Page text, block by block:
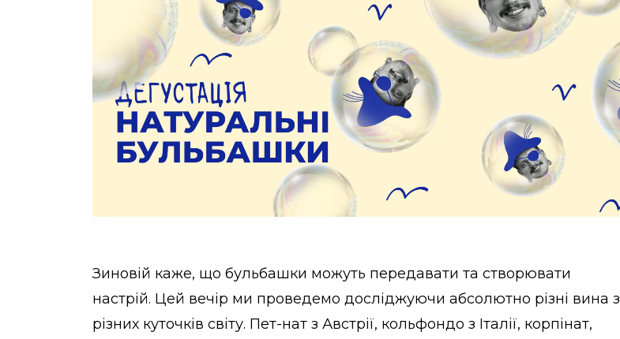
Зиновій каже, що бульбашки можуть передавати та створювати
настрій. Цей вечір ми проведемо досліджуючи абсолютно різні вина з
різних куточків світу. Пет-нат з Австрії, кольфондо з Італії, корпінат,